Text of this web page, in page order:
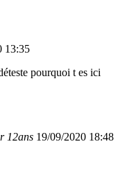
13:35
pourquoi t es ici
12ans 19/09/2020 18:48